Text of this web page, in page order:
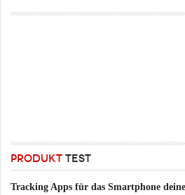
PRODUKT TEST
Tracking Apps für das Smartphone